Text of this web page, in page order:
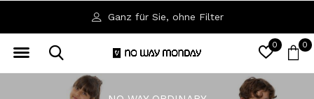
0 0
Ganz für Sie, ohne Filter